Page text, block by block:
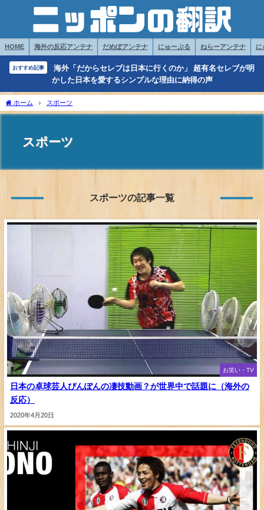
HOME 海外の反応アンテナ だめぽアンテナ にゅーぷる ねらーアンテナ に
おすすめ記事
海外「だからセレブは日本に行くのか」 超有名セレブが明
かした日本を愛するシンプルな理由に納得の声
ホーム スポーツ
スポーツ
スポーツの記事一覧
お笑い・TV
日本の卓球芸人ぴんぽんの凄技動画？が世界中で話題に（海外の
反応）
2020年4月20日